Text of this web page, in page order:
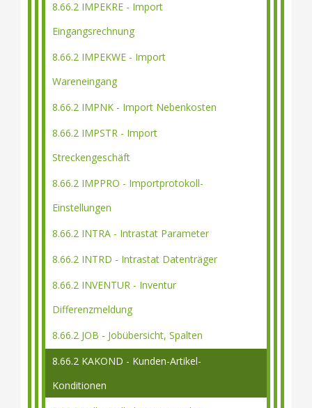
8.66.2 IMPEKRE - Import
Eingangsrechnung
8.66.2 IMPEKWE - Import
Wareneingang
8.66.2 IMPNK - Import Nebenkosten
8.66.2 IMPSTR - Import
Streckengeschäft
8.66.2 IMPPRO - Importprotokoll-
Einstellungen
8.66.2 INTRA - Intrastat Parameter
8.66.2 INTRD - Intrastat Datenträger
8.66.2 INVENTUR - Inventur
Differenzmeldung
8.66.2 JOB - Jobübersicht, Spalten
8.66.2 KAKOND - Kunden-Artikel-
Konditionen